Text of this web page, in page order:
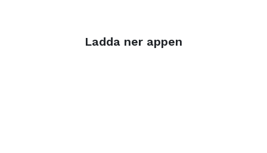
Ladda ner appen